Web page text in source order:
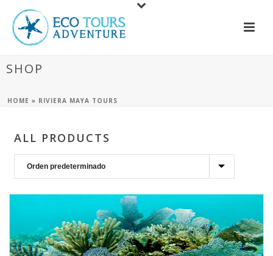
SHOP
HOME » RIVIERA MAYA TOURS
ALL PRODUCTS